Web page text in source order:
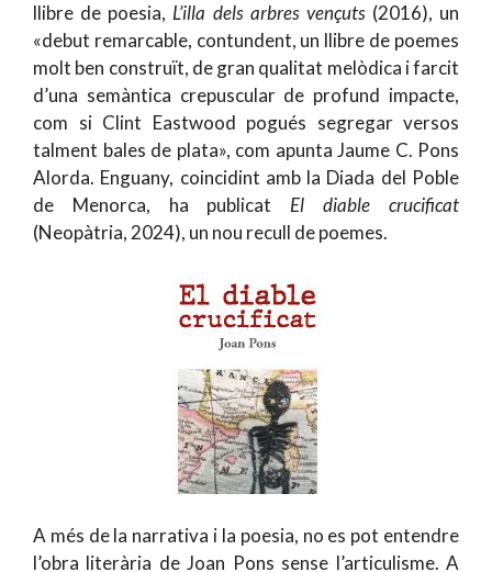
llibre de poesia, L’illa dels arbres vençuts(2016), un
«debut remarcable, contundent, un llibre de poemes
molt ben construït, de gran qualitat melòdica i farcit
d’una semàntica crepuscular de profund impacte,
com si Clint Eastwood pogués segregar versos
talment bales de plata», com apunta Jaume C. Pons
Alorda. Enguany, coincidint amb la Diada del Poble
de Menorca, ha publicat El diable crucificat
(Neopàtria, 2024), un nou recull de poemes.
A més de la narrativa i la poesia, no es pot entendre
l’obra literària de Joan Pons sense l’articulisme. A